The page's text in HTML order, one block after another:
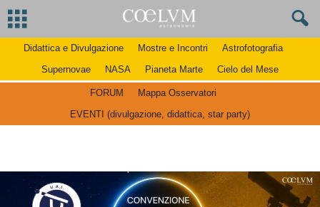
Didattica e Divulgazione Mostre e Incontri
Astrofotografia
Supernovae
NASA Pianeta Marte Cielo del Mese
FORUM
Mappa Osservatori
EVENTI (divulgazione, didattica, star party)